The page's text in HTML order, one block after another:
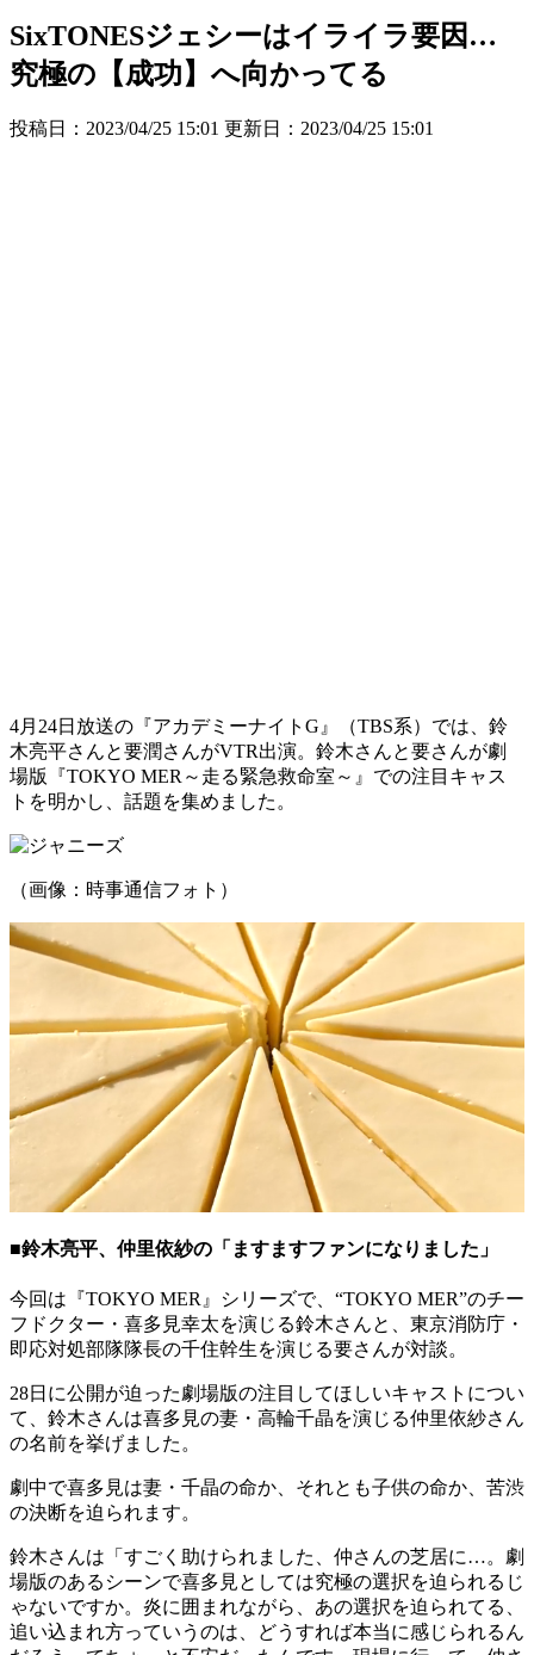
SixTONESジェシーはイライラ要因…
究極の【成功】へ向かってる
投稿日：2023/04/25 15:01 更新日： 2023/04/25 15:01
4月24日放送の『アカデミーナイトG』（TBS系）では、鈴
木亮平さんと要潤さんがVTR出演。鈴木さんと要さんが劇
場版『TOKYO MER～走る緊急救命室～』での注目キャス
トを明かし、話題を集めました。
（画像：時事通信フォト）
■鈴木亮平、仲里依紗の「ますますファンになりました」
今回は『TOKYO MER』シリーズで、“TOKYO MER”のチー
フドクター・喜多見幸太を演じる鈴木さんと、東京消防庁・
即応対処部隊隊⻑の千住幹生を演じる要さんが対談。
28日に公開が迫った劇場版の注目してほしいキャストについ
て、鈴木さんは喜多見の妻・高輪千晶を演じる仲里依紗さん
の名前を挙げました。
劇中で喜多見は妻・千晶の命か、それとも子供の命か、苦渋
の決断を迫られます。
鈴木さんは「すごく助けられました、仲さんの芝居に…。劇
場版のあるシーンで喜多見としては究極の選択を迫られるじ
ゃないですか。炎に囲まれながら、あの選択を迫られてる、
追い込まれ方っていうのは、どうすれば本当に感じられるん